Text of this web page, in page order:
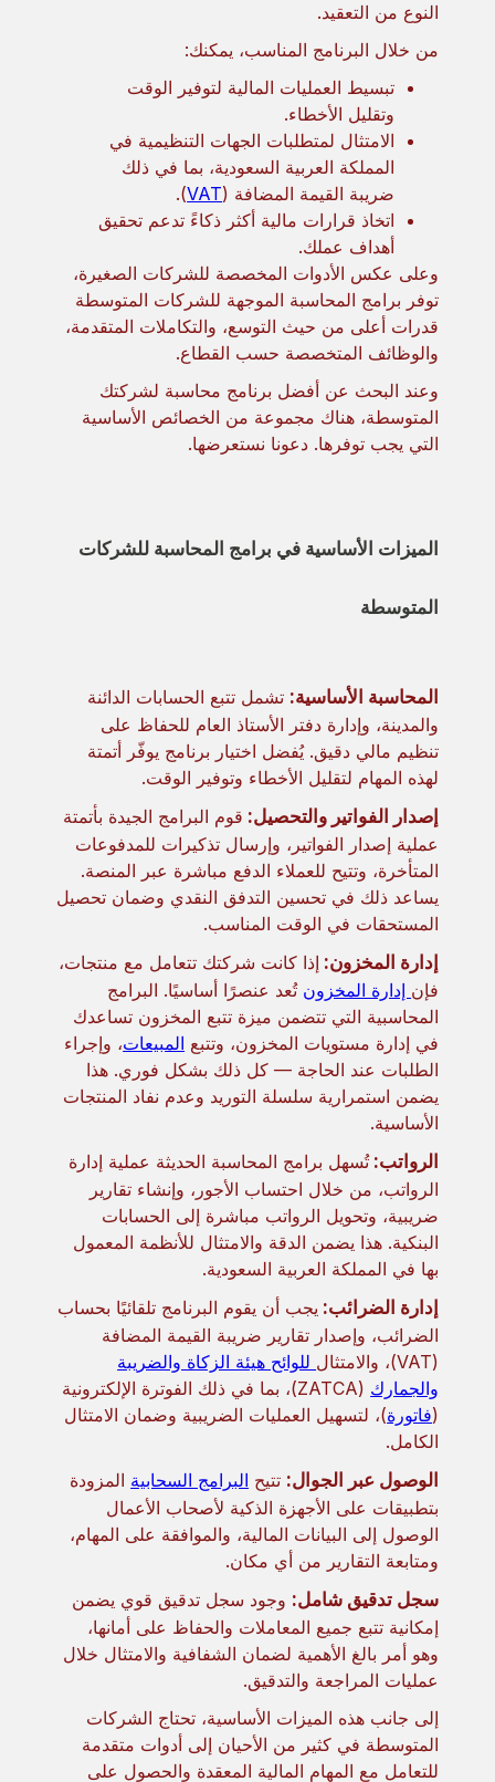
النوع من التعقيد.
من خلال البرنامج المناسب، يمكنك:
تبسيط العمليات المالية لتوفير الوقت
وتقليل الأخطاء.
الامتثال لمتطلبات الجهات التنظيمية في
المملكة العربية السعودية، بما في ذلك
ضريبة القيمة المضافة (VAT
).
اتخاذ قرارات مالية أكثر ذكاءً تدعم تحقيق
أهداف عملك.
وعلى عكس الأدوات المخصصة للشركات الصغيرة،
توفر برامج المحاسبة الموجهة للشركات المتوسطة
قدرات أعلى من حيث التوسع، والتكاملات المتقدمة،
والوظائف المتخصصة حسب القطاع.
وعند البحث عن أفضل برنامج محاسبة لشركتك
المتوسطة، هناك مجموعة من الخصائص الأساسية
التي يجب توفرها. دعونا نستعرضها.
الميزات الأساسية في برامج المحاسبة للشركات
المتوسطة
المحاسبة الأساسية: تشمل تتبع الحسابات الدائنة
والمدينة، وإدارة دفتر الأستاذ العام للحفاظ على
تنظيم مالي دقيق. يُفضل اختيار برنامج يوفّر أتمتة
لهذه المهام لتقليل الأخطاء وتوفير الوقت.
إصدار الفواتير والتحصيل: قوم البرامج الجيدة بأتمتة
عملية إصدار الفواتير، وإرسال تذكيرات للمدفوعات
المتأخرة، وتتيح للعملاء الدفع مباشرة عبر المنصة.
يساعد ذلك في تحسين التدفق النقدي وضمان تحصيل
المستحقات في الوقت المناسب.
إدارة المخزون: إذا كانت شركتك تتعامل مع منتجات،
فإن إدارة المخزون تُعد عنصرًا أساسيًا. البرامج
المحاسبية التي تتضمن ميزة تتبع المخزون تساعدك
في إدارة مستويات المخزون، وتتبع المبيعات، وإجراء
الطلبات عند الحاجة — كل ذلك بشكل فوري. هذا
يضمن استمرارية سلسلة التوريد وعدم نفاد المنتجات
الأساسية.
الرواتب:تُسهل برامج المحاسبة الحديثة عملية إدارة
الرواتب، من خلال احتساب الأجور، وإنشاء تقارير
ضريبية، وتحويل الرواتب مباشرة إلى الحسابات
البنكية. هذا يضمن الدقة والامتثال للأنظمة المعمول
بها في المملكة العربية السعودية.
إدارة الضرائب: يجب أن يقوم البرنامج تلقائيًا بحساب
الضرائب، وإصدار تقارير ضريبة القيمة المضافة
(VAT)، والامتثال
للوائح هيئة الزكاة والضريبة
والجمارك
(ZATCA)، بما في ذلك الفوترة الإلكترونية
(فاتورة)، لتسهيل العمليات الضريبية وضمان الامتثال
الكامل.
الوصول عبر الجوال: تتيح البرامج السحابية المزودة
بتطبيقات على الأجهزة الذكية لأصحاب الأعمال
الوصول إلى البيانات المالية، والموافقة على المهام،
ومتابعة التقارير من أي مكان.
سجل تدقيق شامل: وجود سجل تدقيق قوي يضمن
إمكانية تتبع جميع المعاملات والحفاظ على أمانها،
وهو أمر بالغ الأهمية لضمان الشفافية والامتثال خلال
عمليات المراجعة والتدقيق.
إلى جانب هذه الميزات الأساسية، تحتاج الشركات
المتوسطة في كثير من الأحيان إلى أدوات متقدمة
للتعامل مع المهام المالية المعقدة والحصول على